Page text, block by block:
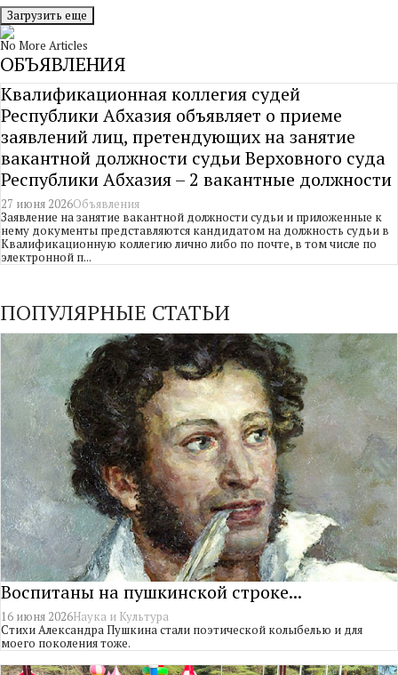
Загрузить еще
No More Articles
ОБЪЯВЛЕНИЯ
Квалификационная коллегия судей
Республики Абхазия объявляет о приеме
заявлений лиц, претендующих на занятие
вакантной должности судьи Верховного суда
Республики Абхазия – 2 вакантные должности
27 июня 2026Объявления
Заявление на занятие вакантной должности судьи и приложенные к
нему документы представляются кандидатом на должность судьи в
Квалификационную коллегию лично либо по почте, в том числе по
электронной п...
ПОПУЛЯРНЫЕ СТАТЬИ
Воспитаны на пушкинской строке...
16 июня 2026Наука и Культура
Стихи Александра Пушкина стали поэтической колыбелью и для
моего поколения тоже.